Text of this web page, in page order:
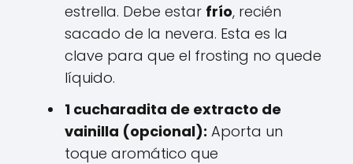
estrella. Debe estar frío, recién
sacado de la nevera. Esta es la
clave para que el frosting no quede
líquido.
1 cucharadita de extracto de
vainilla (opcional): Aporta un
toque aromático que